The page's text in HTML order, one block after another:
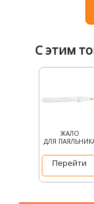
С этим
ЖАЛО
ДЛЯ
Перейти